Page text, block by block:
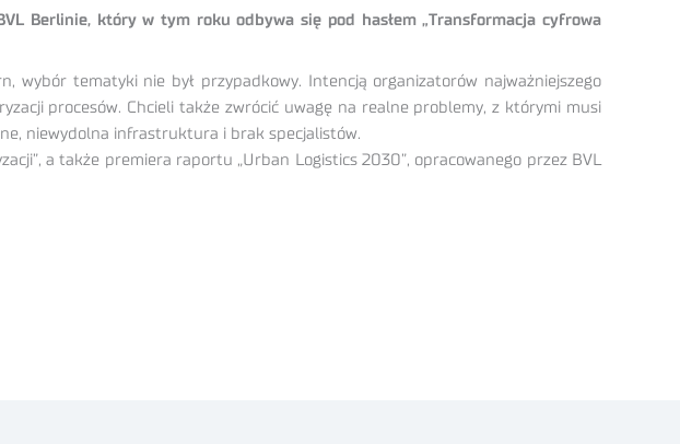
Berlinie, który w tym roku odbywa się pod hasłem „Transformacja cyfrowa
wybór tematyki nie był przypadkowy. Intencją organizatorów najważniejszego
procesów. Chcieli także zwrócić uwagę na realne problemy, z którymi musi
niewydolna infrastruktura i brak specjalistów.
a także premiera raportu „Urban Logistics 2030”, opracowanego przez BVL